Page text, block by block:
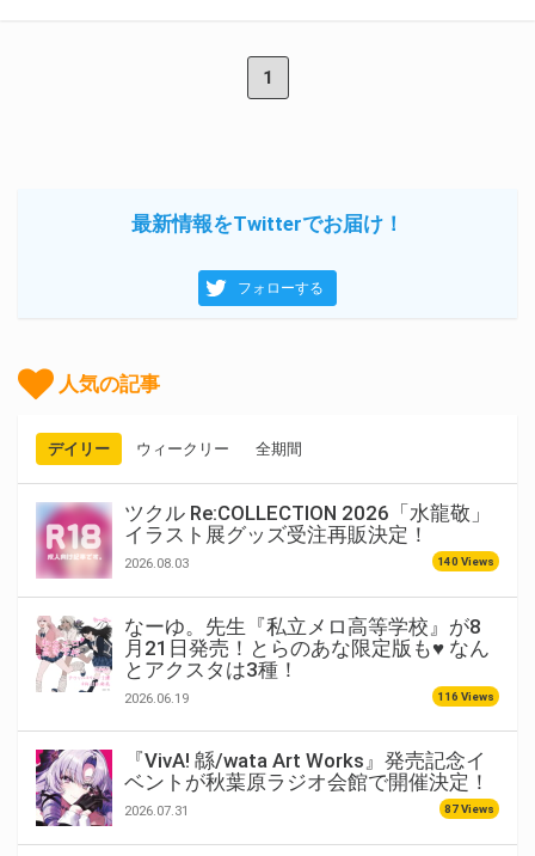
1
最新情報をTwitterでお届け！
フォローする
人気の記事
デイリー ウィークリー 全期間
ツクル Re:COLLECTION 2026「水龍敬」
イラスト展グッズ受注再販決定！
2026.08.03 140 Views
なーゆ。先生『私立メロ高等学校』が8
月21日発売！とらのあな限定版も♥ なん
とアクスタは3種！
2026.06.19 116 Views
『VivA! 緜/wata Art Works』発売記念イ
ベントが秋葉原ラジオ会館で開催決定！
2026.07.31 87 Views